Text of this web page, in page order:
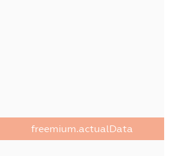
freemium.actualData